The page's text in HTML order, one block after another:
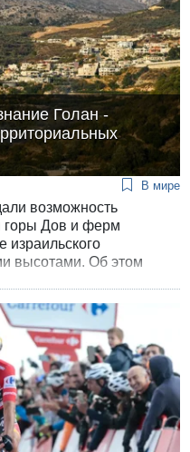
Голан -
В мире
возможность
горы Дов и ферм
израильского
высотами. Об этом